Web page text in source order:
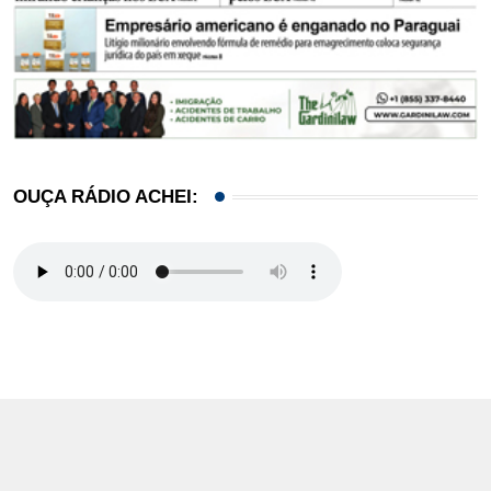
OUÇA RÁDIO ACHEI: